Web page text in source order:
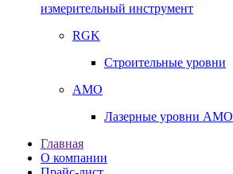
измерительный инструмент
RGK
Строительные уровни
AMO
Лазерные уровни AMO
Главная
О компании